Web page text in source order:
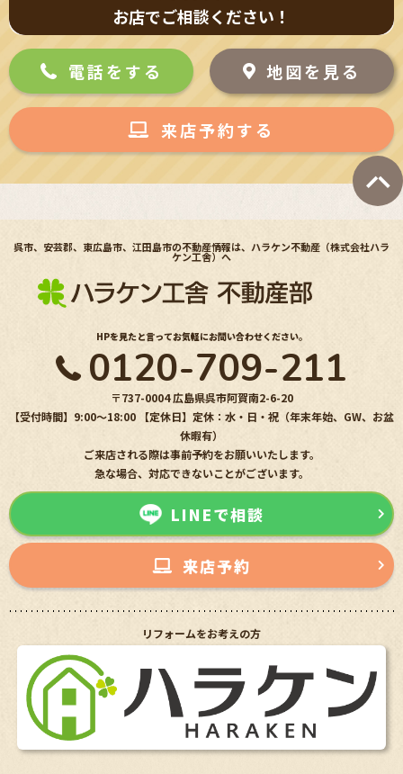
お店でご相談ください！
地図を見る
電話をする
来店予約する
呉市、安芸郡、東広島市、江田島市の不動産情報は、ハラケン不動産（株式会社ハラ
ケン工舎）へ
HPを見たと言ってお気軽にお問い合わせください。
0120-709-211
〒737-0004 広島県呉市阿賀南2-6-20
【受付時間】9:00〜18:00 【定休日】定休：水・日・祝（年末年始、GW、お盆
休暇有）
ご来店される際は事前予約をお願いいたします。
急な場合、対応できないことがございます。
LINEで相談
来店予約
リフォームをお考えの方